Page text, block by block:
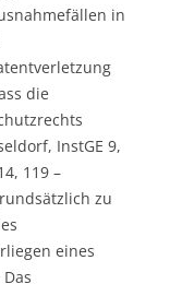
in
die
InstGE 9,
119 –
zu
eines